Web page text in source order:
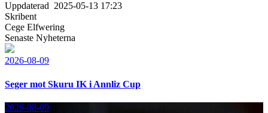
Uppdaterad 2025-05-13 17:23
Skribent
Cege Elfwering
Senaste Nyheterna
2026-08-09
Seger mot Skuru IK i Annliz Cup
2026-08-09